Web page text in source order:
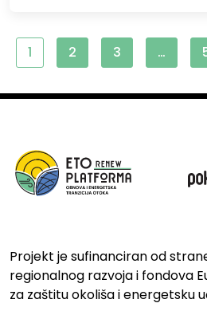
1 2 3 …
Projekt je sufinanciran od
regionalnog razvoja i fondova
za zaštitu okoliša i energetsku